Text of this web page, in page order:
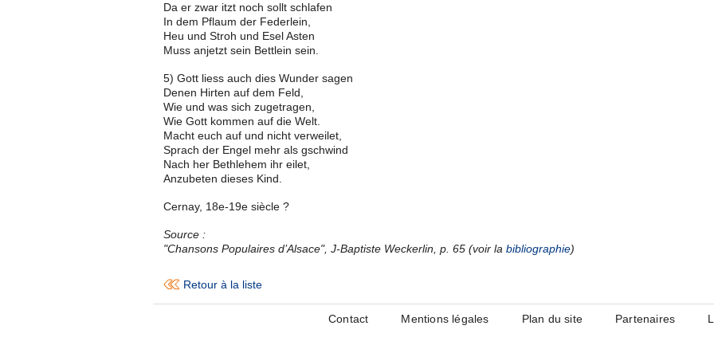
Da er zwar itzt noch sollt schlafen
In dem Pflaum der Federlein,
Heu und Stroh und Esel Asten
Muss anjetzt sein Bettlein sein.
5) Gott liess auch dies Wunder sagen
Denen Hirten auf dem Feld,
Wie und was sich zugetragen,
Wie Gott kommen auf die Welt.
Macht euch auf und nicht verweilet,
Sprach der Engel mehr als gschwind
Nach her Bethlehem ihr eilet,
Anzubeten dieses Kind.
Cernay, 18e-19e siècle ?
Source :
"Chansons Populaires d’Alsace", J-Baptiste Weckerlin, p. 65 (voir la bibliographie)
Retour à la liste
Contact Mentions légales Plan du site Partenaires